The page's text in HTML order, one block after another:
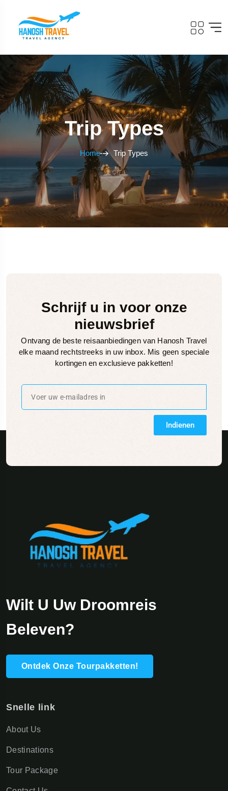
Trip Types
Home Trip Types
Schrijf u in voor onze
nieuwsbrief
Ontvang de beste reisaanbiedingen van Hanosh Travel
elke maand rechtstreeks in uw inbox. Mis geen speciale
kortingen en exclusieve pakketten!
Indienen
Wilt U Uw Droomreis
Beleven?
Ontdek Onze Tourpakketten!
Snelle link
About Us
Destinations
Tour Package